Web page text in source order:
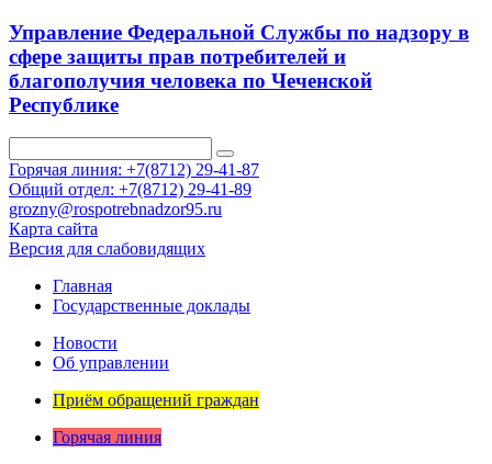
Управление Федеральной Службы по надзору в
сфере защиты прав потребителей и
благополучия человека по Чеченской
Республике
Горячая линия: +7(8712) 29-41-87
Общий отдел: +7(8712) 29-41-89
grozny@rospotrebnadzor95.ru
Карта сайта
Версия для слабовидящих
Главная
Государственные доклады
Новости
Об управлении
Приём обращений граждан
Горячая линия